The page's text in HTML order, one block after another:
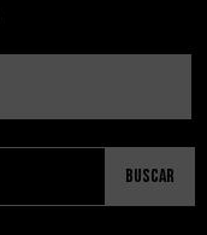
Buscar